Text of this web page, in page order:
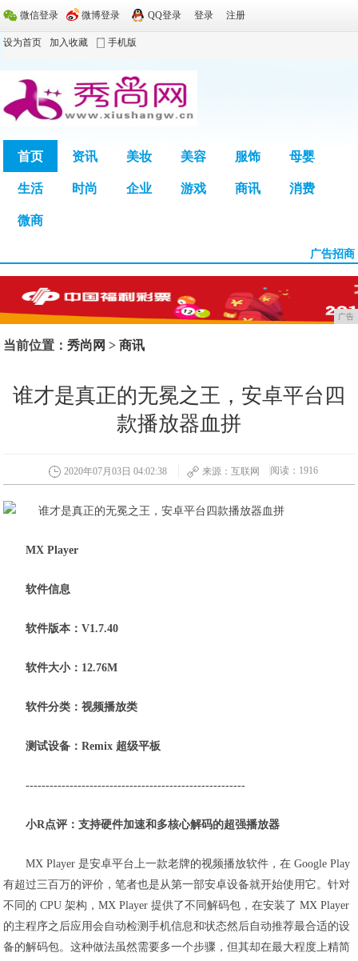
微信登录 微博登录 QQ登录 登录 注册
设为首页 加入收藏 手机版
首页 资讯 美妆 美容 服饰 母婴
生活 时尚 企业 游戏 商讯 消费
微商
广告招商
广告
当前位置：秀尚网 >商讯
谁才是真正的无冕之王，安卓平台四
款播放器血拼
2020年07月03日 04:02:38 来源：互联网 阅读：1916
MX Player
软件信息
软件版本：V1.7.40
软件大小：12.76M
软件分类：视频播放类
测试设备：Remix 超级平板
-------------------------------------------------------
小R点评：支持硬件加速和多核心解码的超强播放器
MX Player 是安卓平台上一款老牌的视频播放软件，在 Google Play
有超过三百万的评价，笔者也是从第一部安卓设备就开始使用它。针对
不同的 CPU 架构，MX Player 提供了不同解码包，在安装了 MX Player
的主程序之后应用会自动检测手机信息和状态然后自动推荐最合适的设
备的解码包。这种做法虽然需要多一个步骤，但其却在最大程度上精简